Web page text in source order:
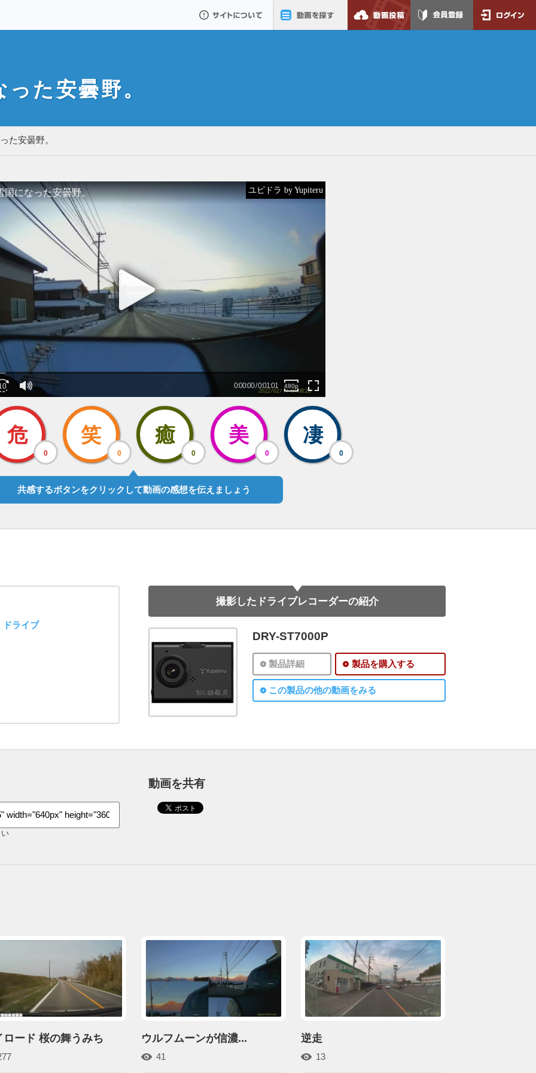
た安曇野。
た安曇野。
ユピドラ by Yupiteru
危
0
笑
0
癒
0
美
0
凄
0
共感するボタンをクリックして動画の感想を伝えましょう
ドライブ
撮影したドライブレコーダーの紹介
DRY-ST7000P
製品詳細 製品を購入する
この製品の他の動画をみる
動画を共有
ロード 桜の舞うみち ウルフムーンが信濃...
41
逆走
13